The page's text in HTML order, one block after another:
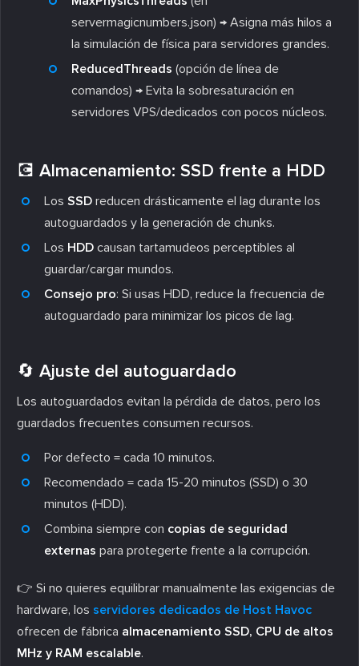
servermagicnumbers.json) → Asigna más hilos a
la simulación de física para servidores grandes.
ReducedThreads (opción de línea de
comandos) → Evita la sobresaturación en
servidores VPS/dedicados con pocos núcleos.
💽 Almacenamiento: SSD frente a HDD
Los SSD reducen drásticamente el lag durante los
autoguardados y la generación de chunks.
Los HDD causan tartamudeos perceptibles al
guardar/cargar mundos.
Consejo pro: Si usas HDD, reduce la frecuencia de
autoguardado para minimizar los picos de lag.
🔄 Ajuste del autoguardado
Los autoguardados evitan la pérdida de datos, pero los
guardados frecuentes consumen recursos.
Por defecto = cada 10 minutos.
Recomendado = cada 15-20 minutos (SSD) o 30
minutos (HDD).
Combina siempre con copias de seguridad
externas para protegerte frente a la corrupción.
👉 Si no quieres equilibrar manualmente las exigencias de
hardware, los servidores dedicados de Host Havoc
ofrecen de fábrica almacenamiento SSD, CPU de altos
MHz y RAM escalable.